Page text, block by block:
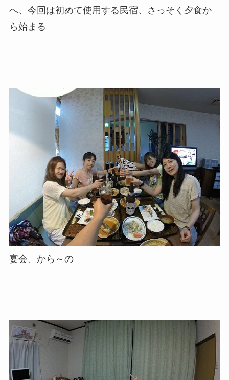
へ、今回は初めて使用する民宿、さっそく夕食か
ら始まる
宴会、から～の